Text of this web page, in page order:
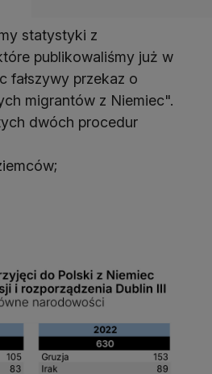
statystyki z
publikowaliśmy już w
fałszywy przekaz o
migrantów z Niemiec".
dwóch procedur